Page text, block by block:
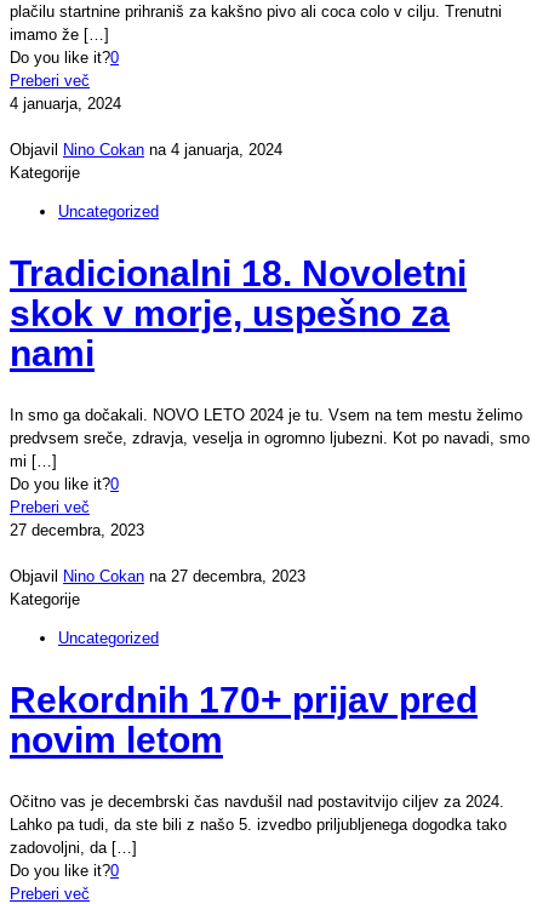
plačilu startnine prihraniš za kakšno pivo ali coca colo v cilju. Trenutni
imamo že […]
Do you like it?0
Preberi več
4 januarja, 2024
Objavil Nino Cokan na 4 januarja, 2024
Kategorije
Uncategorized
Tradicionalni 18. Novoletni
skok v morje, uspešno za
nami
In smo ga dočakali. NOVO LETO 2024 je tu. Vsem na tem mestu želimo
predvsem sreče, zdravja, veselja in ogromno ljubezni. Kot po navadi, smo
mi […]
Do you like it?0
Preberi več
27 decembra, 2023
Objavil Nino Cokan na 27 decembra, 2023
Kategorije
Uncategorized
Rekordnih 170+ prijav pred
novim letom
Očitno vas je decembrski čas navdušil nad postavitvijo ciljev za 2024.
Lahko pa tudi, da ste bili z našo 5. izvedbo priljubljenega dogodka tako
zadovoljni, da […]
Do you like it?0
Preberi več